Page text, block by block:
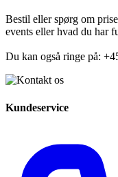
Bestil eller spørg om
events eller hvad du har
Du kan også ringe på:
Kundeservice